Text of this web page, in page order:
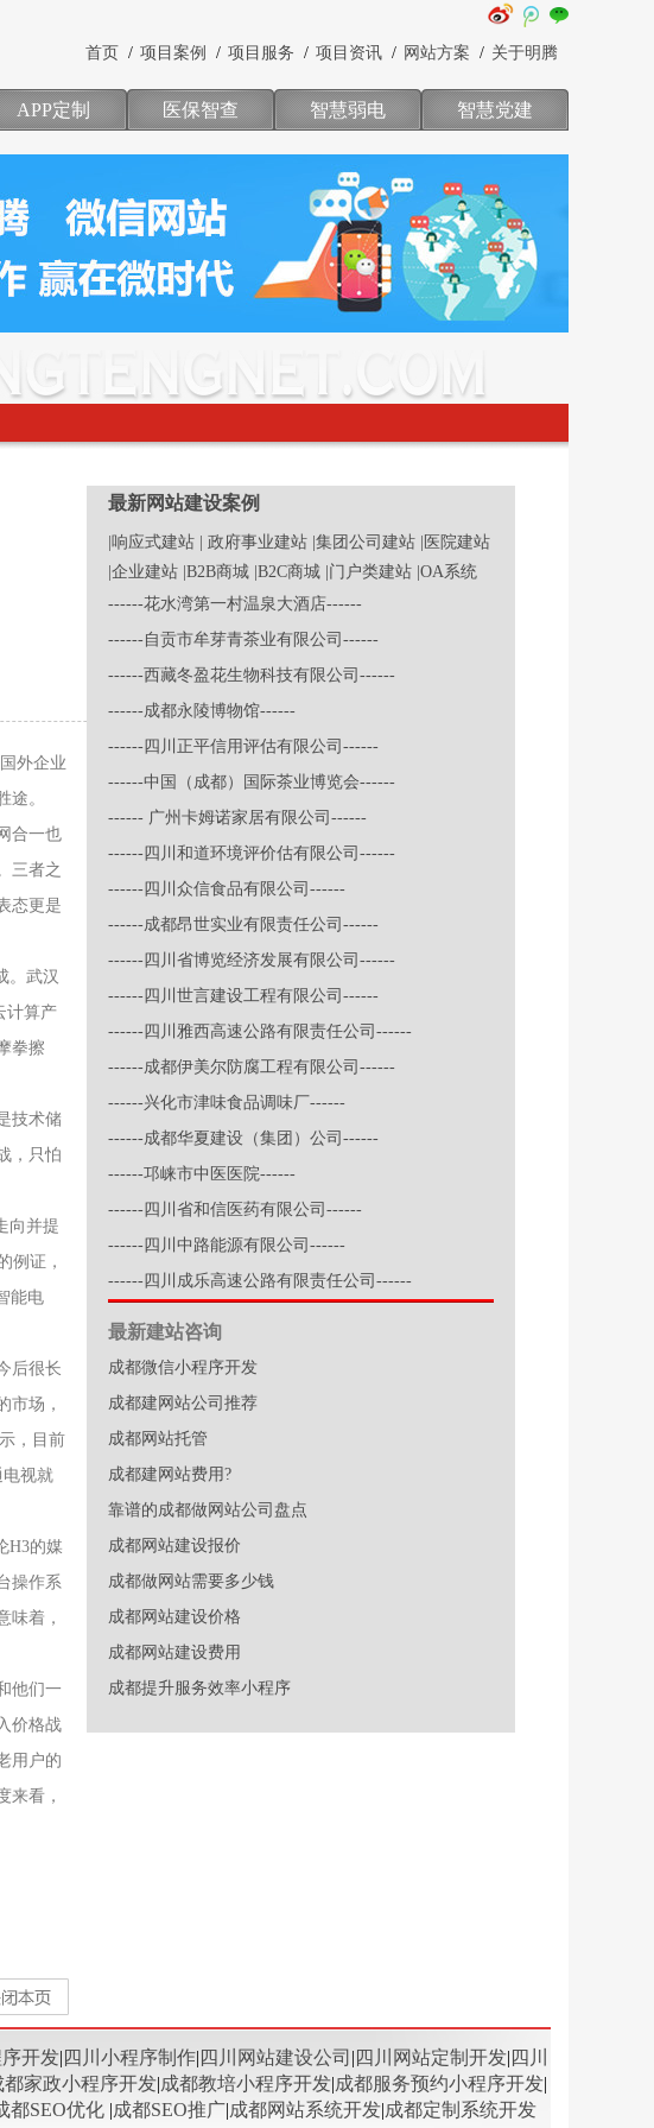
首页 项目案例 项目服务 项目资讯 网站方案 关于明腾
智慧党建
智慧弱电
医保智查
APP定制
外企业
途。
合一也
三者之
态更是
。武汉
计算产
拳擦
技术储
，只怕
向并提
例证，
能电
后很长
市场，
，目前
视就
H3的媒
操作系
味着，
他们一
价格战
用户的
来看，
最新网站建设案例
|响应式建站 | 政府事业建站 |集团公司建站
|医院建站
|企业建站 |B2B商城 |B2C商城 |门户类建站 |OA系统
------花水湾第一村温泉大酒店------
------自贡市牟芽青茶业有限公司------
------西藏冬盈花生物科技有限公司------
------成都永陵博物馆------
------四川正平信用评估有限公司------
------中国（成都）国际茶业博览会------
------ 广州卡姆诺家居有限公司------
------四川和道环境评价估有限公司------
------四川众信食品有限公司------
------成都昂世实业有限责任公司------
------四川省博览经济发展有限公司------
------四川世言建设工程有限公司------
------四川雅西高速公路有限责任公司------
------成都伊美尔防腐工程有限公司------
------兴化市津味食品调味厂------
------成都华夏建设（集团）公司------
------邛崃市中医医院------
------四川省和信医药有限公司------
------四川中路能源有限公司------
------四川成乐高速公路有限责任公司------
最新建站咨询
成都微信小程序开发
成都建网站公司推荐
成都网站托管
成都建网站费用?
靠谱的成都做网站公司盘点
成都网站建设报价
成都做网站需要多少钱
成都网站建设价格
成都网站建设费用
成都提升服务效率小程序
开发| 四川小程序制作| 四川网站建设公司 | 四川网站定制开发| 四川
都家政小程序开发|成都教培小程序开发|成都服务预约小程序开发|
都SEO优化 |成都SEO推广|成都网站系统开发|成都定制系统开发